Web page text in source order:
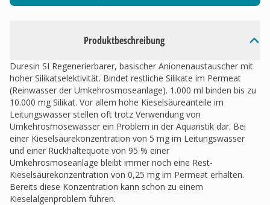
Produktbeschreibung
Duresin SI Regenerierbarer, basischer Anionenaustauscher mit
hoher Silikatselektivität. Bindet restliche Silikate im Permeat
(Reinwasser der Umkehrosmoseanlage). 1.000 ml binden bis zu
10.000 mg Silikat. Vor allem hohe Kieselsäureanteile im
Leitungswasser stellen oft trotz Verwendung von
Umkehrosmosewasser ein Problem in der Aquaristik dar. Bei
einer Kieselsäurekonzentration von 5 mg im Leitungswasser
und einer Rückhaltequote von 95 % einer
Umkehrosmoseanlage bleibt immer noch eine Rest-
Kieselsäurekonzentration von 0,25 mg im Permeat erhalten.
Bereits diese Konzentration kann schon zu einem
Kieselalgenproblem führen.